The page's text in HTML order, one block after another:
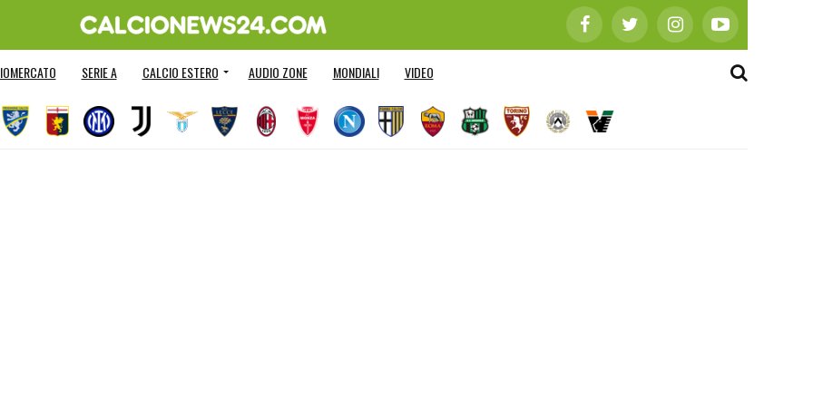
SERIE A CALCIO ESTERO AUDIO ZONE MONDIALI VIDEO